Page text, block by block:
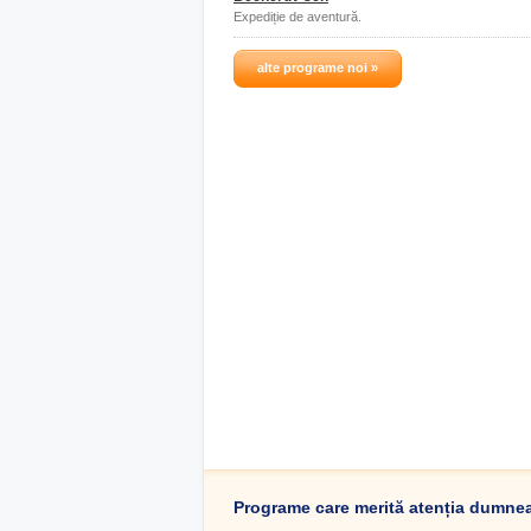
Expediție de aventură.
alte programe noi »
Programe care merită atenția